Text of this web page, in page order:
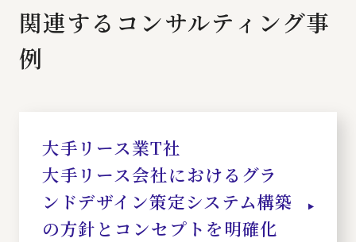
関連するコンサルティング事
例
大手リース業T社
大手リース会社におけるグラ
ンドデザイン策定システム構築
の方針とコンセプトを明確化